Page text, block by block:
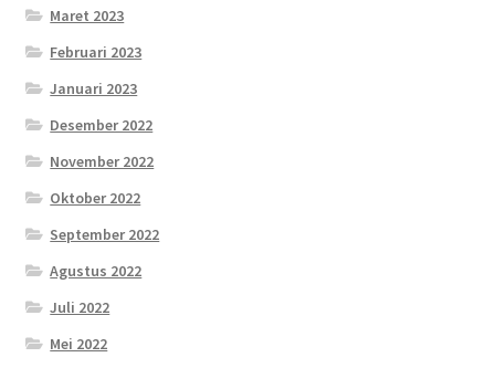
Maret 2023
Februari 2023
Januari 2023
Desember 2022
November 2022
Oktober 2022
September 2022
Agustus 2022
Juli 2022
Mei 2022